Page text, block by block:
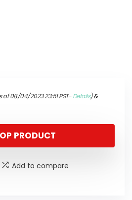
of 08/04/2023 23:51 PST-Details)&
PRODUCT
Add to compare